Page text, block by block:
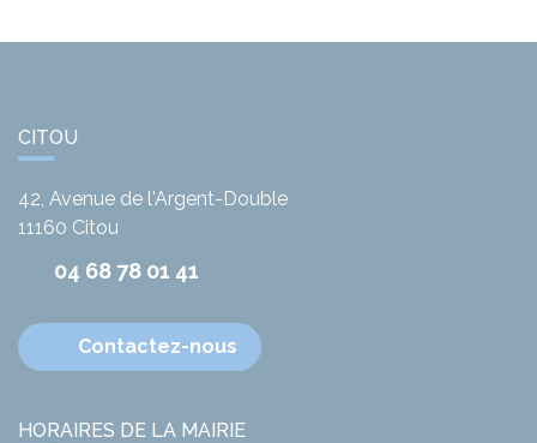
CITOU
42, Avenue de l'Argent-Double
11160 Citou
04 68 78 01 41
Contactez-nous
HORAIRES DE LA MAIRIE